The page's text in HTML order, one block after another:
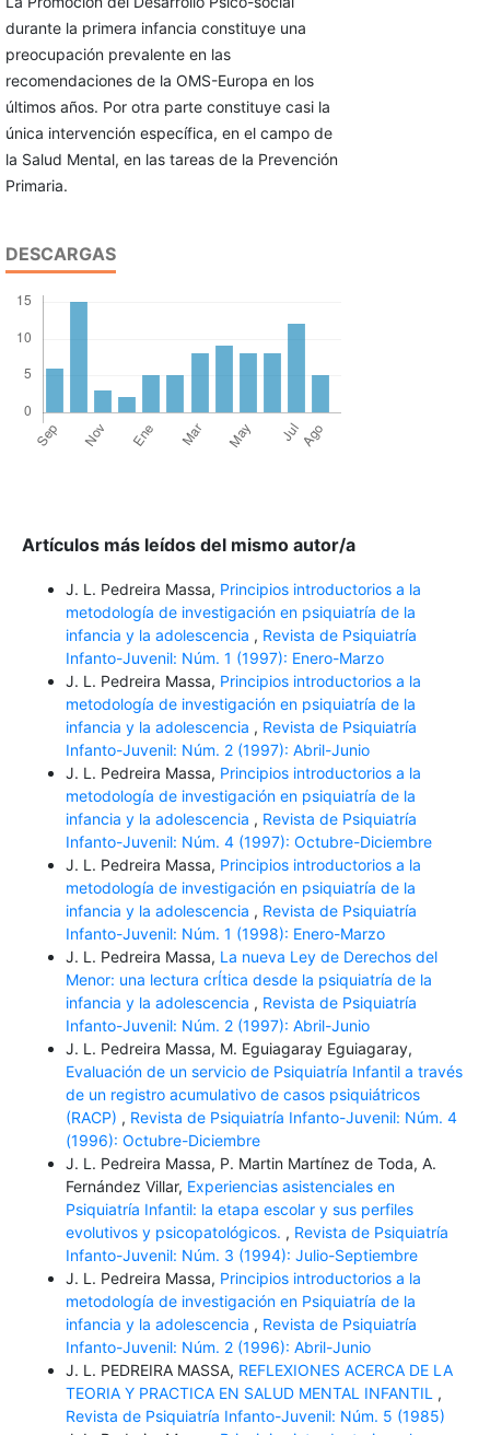
durante la primera infancia constituye una
preocupación prevalente en las
recomendaciones de la OMS-Europa en los
últimos años. Por otra parte constituye casi la
única intervención específica, en el campo de
la Salud Mental, en las tareas de la Prevención
Primaria.
DESCARGAS
Artículos más leídos del mismo autor/a
J. L. Pedreira Massa, Principios introductorios a la
metodología de investigación en psiquiatría de la
infancia y la adolescencia , Revista de Psiquiatría
Infanto-Juvenil: Núm. 1 (1997): Enero-Marzo
J. L. Pedreira Massa, Principios introductorios a la
metodología de investigación en psiquiatría de la
infancia y la adolescencia , Revista de Psiquiatría
Infanto-Juvenil: Núm. 2 (1997): Abril-Junio
J. L. Pedreira Massa, Principios introductorios a la
metodología de investigación en psiquiatría de la
infancia y la adolescencia , Revista de Psiquiatría
Infanto-Juvenil: Núm. 4 (1997): Octubre-Diciembre
J. L. Pedreira Massa, Principios introductorios a la
metodología de investigación en psiquiatría de la
infancia y la adolescencia , Revista de Psiquiatría
Infanto-Juvenil: Núm. 1 (1998): Enero-Marzo
J. L. Pedreira Massa, La nueva Ley de Derechos del
Menor: una lectura crÍtica desde la psiquiatría de la
infancia y la adolescencia , Revista de Psiquiatría
Infanto-Juvenil: Núm. 2 (1997): Abril-Junio
J. L. Pedreira Massa, M. Eguiagaray Eguiagaray,
Evaluación de un servicio de Psiquiatría Infantil a través
de un registro acumulativo de casos psiquiátricos
(RACP) , Revista de Psiquiatría Infanto-Juvenil: Núm. 4
(1996): Octubre-Diciembre
J. L. Pedreira Massa, P. Martin Martínez de Toda, A.
Fernández Villar, Experiencias asistenciales en
Psiquiatría Infantil: la etapa escolar y sus perfiles
evolutivos y psicopatológicos. , Revista de Psiquiatría
Infanto-Juvenil: Núm. 3 (1994): Julio-Septiembre
J. L. Pedreira Massa, Principios introductorios a la
metodología de investigación en Psiquiatría de la
infancia y la adolescencia , Revista de Psiquiatría
Infanto-Juvenil: Núm. 2 (1996): Abril-Junio
J. L. PEDREIRA MASSA, REFLEXIONES ACERCA DE LA
TEORIA Y PRACTICA EN SALUD MENTAL INFANTIL ,
Revista de Psiquiatría Infanto-Juvenil: Núm. 5 (1985)